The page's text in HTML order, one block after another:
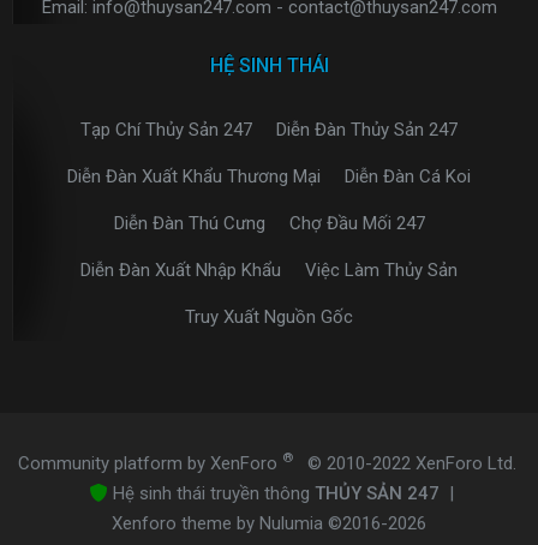
Email: info@thuysan247.com - contact@thuysan247.com
HỆ SINH THÁI
Tạp Chí Thủy Sản 247 Diễn Đàn Thủy Sản 247
Diễn Đàn Xuất Khẩu Thương Mại Diễn Đàn Cá Koi
Diễn Đàn Thú Cưng Chợ Đầu Mối 247
Diễn Đàn Xuất Nhập Khẩu Việc Làm Thủy Sản
Truy Xuất Nguồn Gốc
Community platform by XenForo ®
© 2010-2022 XenForo Ltd.
Hệ sinh thái truyền thông THỦY SẢN 247 |
Xenforo theme by Nulumia ©2016-2026